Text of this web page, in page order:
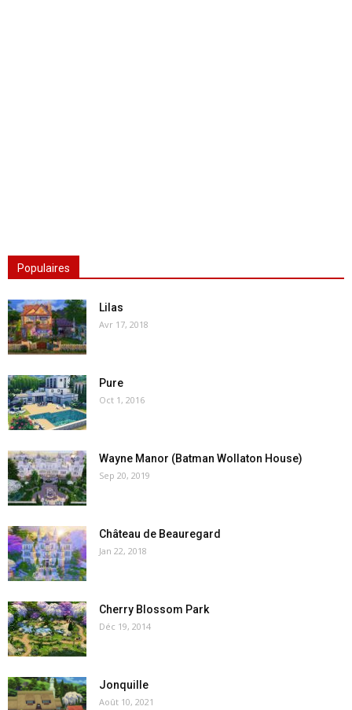
Populaires
Lilas
Avr 17, 2018
Pure
Oct 1, 2016
Wayne Manor (Batman Wollaton House)
Sep 20, 2019
Château de Beauregard
Jan 22, 2018
Cherry Blossom Park
Déc 19, 2014
Jonquille
Août 10, 2021